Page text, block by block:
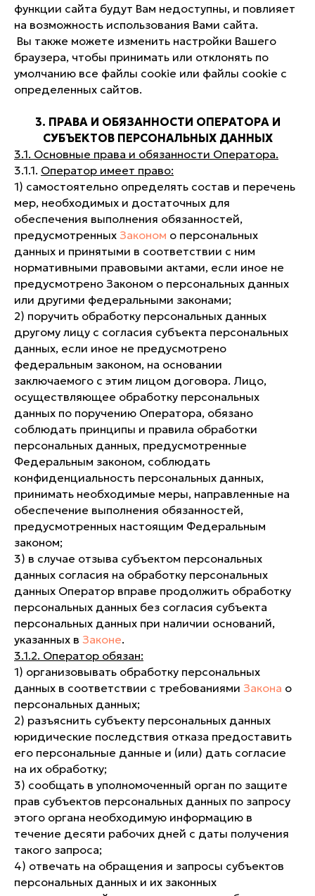
функции сайта будут Вам недоступны, и повлияет
на возможность использования Вами сайта.
Вы также можете изменить настройки Вашего
браузера, чтобы принимать или отклонять по
умолчанию все файлы cookie или файлы cookie с
определенных сайтов.
3. ПРАВА И ОБЯЗАННОСТИ ОПЕРАТОРА И
СУБЪЕКТОВ ПЕРСОНАЛЬНЫХ ДАННЫХ
3.1. Основные права и обязанности Оператора.
3.1.1. Оператор имеет право:
1) самостоятельно определять состав и перечень
мер, необходимых и достаточных для
обеспечения выполнения обязанностей,
предусмотренных Законом о персональных
данных и принятыми в соответствии с ним
нормативными правовыми актами, если иное не
предусмотрено Законом о персональных данных
или другими федеральными законами;
2) поручить обработку персональных данных
другому лицу с согласия субъекта персональных
данных, если иное не предусмотрено
федеральным законом, на основании
заключаемого с этим лицом договора. Лицо,
осуществляющее обработку персональных
данных по поручению Оператора, обязано
соблюдать принципы и правила обработки
персональных данных, предусмотренные
Федеральным законом, соблюдать
конфиденциальность персональных данных,
принимать необходимые меры, направленные на
обеспечение выполнения обязанностей,
предусмотренных настоящим Федеральным
законом;
3) в случае отзыва субъектом персональных
данных согласия на обработку персональных
данных Оператор вправе продолжить обработку
персональных данных без согласия субъекта
персональных данных при наличии оснований,
указанных в Законе.
3.1.2. Оператор обязан:
1) организовывать обработку персональных
данных в соответствии с требованиями Закона о
персональных данных;
2) разъяснить субъекту персональных данных
юридические последствия отказа предоставить
его персональные данные и (или) дать согласие
на их обработку;
3) сообщать в уполномоченный орган по защите
прав субъектов персональных данных по запросу
этого органа необходимую информацию в
течение десяти рабочих дней с даты получения
такого запроса;
4) отвечать на обращения и запросы субъектов
персональных данных и их законных